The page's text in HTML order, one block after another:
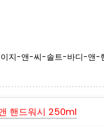
핸드워시 250ml